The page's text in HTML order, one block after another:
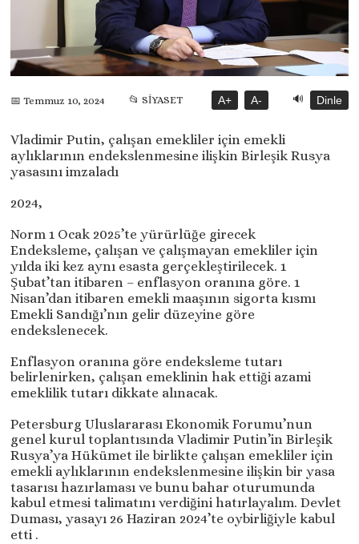
📅 Temmuz 10, 2024 📂 SİYASET A+ A- 🔊 Dinle
Vladimir Putin, çalışan emekliler için emekli
aylıklarının endekslenmesine ilişkin Birleşik Rusya
yasasını imzaladı
2024,
Norm 1 Ocak 2025’te yürürlüğe girecek
Endeksleme, çalışan ve çalışmayan emekliler için
yılda iki kez aynı esasta gerçekleştirilecek. 1
Şubat’tan itibaren – enflasyon oranına göre. 1
Nisan’dan itibaren emekli maaşının sigorta kısmı
Emekli Sandığı’nın gelir düzeyine göre
endekslenecek.
Enflasyon oranına göre endeksleme tutarı
belirlenirken, çalışan emeklinin hak ettiği azami
emeklilik tutarı dikkate alınacak.
Petersburg Uluslararası Ekonomik Forumu’nun
genel kurul toplantısında Vladimir Putin’in Birleşik
Rusya’ya Hükümet ile birlikte çalışan emekliler için
emekli aylıklarının endekslenmesine ilişkin bir yasa
tasarısı hazırlaması ve bunu bahar oturumunda
kabul etmesi talimatını verdiğini hatırlayalım. Devlet
Duması, yasayı 26 Haziran 2024’te oybirliğiyle kabul
etti .